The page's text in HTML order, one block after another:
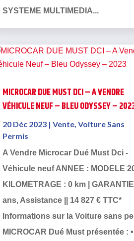
SYSTEME MULTIMEDIA...
MICROCAR DUE MUST DCI – A VENDRE
VÉHICULE NEUF – BLEU ODYSSEY –
20 Déc 2023| Vente, Voiture Sans
Permis
A Vendre Microcar Dué Must Dci -
Véhicule neuf ANNEE : MODELE
KILOMETRAGE : 0 km |
ans, Assistance || 14 827 € TTC*
Informations sur la Voiture sans
MICROCAR Dué Must présentée : •